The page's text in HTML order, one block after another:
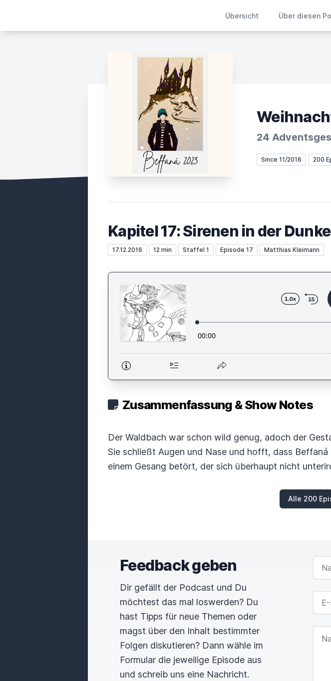
Übersicht Über diesen
24
Since 11/2016 200
Kapitel 17: Sirenen in der
17.12.2016 12 min Staffel 1 Episode 17 Matthias Kleimann
Zusammenfassung & Show Notes
Der Waldbach war schon wild genug, adoch der
Sie schließt Augen und Nase und hofft, dass
einem Gesang betört, der sich überhaupt nicht
Alle 200
Feedback geben
Dir gefällt der Podcast und Du
möchtest das mal loswerden? Du
hast Tipps für neue Themen oder
magst über den Inhalt bestimmter
Folgen diskutieren? Dann wähle im
Formular die jeweilige Episode aus
und schreib uns eine Nachricht.
NAME
E-